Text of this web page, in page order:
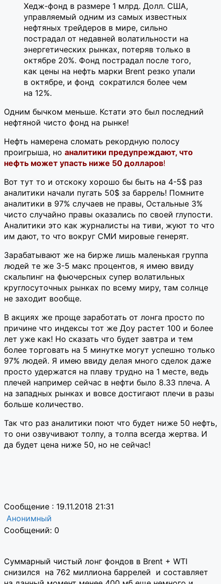
Хедж-фонд в размере 1 млрд. Долл. США,
управляемый одним из самых известных
нефтяных трейдеров в мире, сильно
пострадал от недавней волатильности на
энергетических рынках, потеряв только в
октябре 20%. Фонд пострадал после того,
как цены на нефть марки Brent резко упали
в октябре, и фонд сократился более чем
на 12%.
Одним бычком меньше. Кстати это был последний
нефтяной чисто фонд на рынке!
Нефть намерена сломать рекордную полосу
проигрыша, но аналитики предупреждают, что
нефть может упасть ниже 50 долларов!
Вот тут то и отскоку хорошо бы быть на 4-5$ раз
аналитики начали пугать 50$ за баррель! Помните
аналитики в 97% случаев не правы, Остальные 3%
чисто случайно правы оказались по своей глупости.
Аналитики это как журналисты на тиви, жуют то что
им дают, то что вокруг СМИ мировые генерят.
Зарабатывают же на бирже лишь маленькая группа
людей те же 3-5 макс процентов, я имею ввиду
скальпинг на фьючерсных супер волатильных
круглосуточных рынках по всему миру, там солнце
не заходит вообще.
В акциях же проще заработать от лонга просто по
причине что индексы тот же Доу растет 100 и более
лет уже как! Но сказать что будет завтра и тем
более торговать на 5 минутке могут успешно только
97% людей. Я имею ввиду делая много сделок даже
просто удержатся на плаву трудно на 1 месте, ведь
плечей например сейчас в нефти было 8.33 плеча. А
на западных рынках и вовсе достигают плечи в разы
больше количество.
Так что раз аналитики поют что будет ниже 50 нефть,
то они озвучивают толпу, а толпа всегда жертва. И
да будет цена ниже 50, но не сейчас!
Сообщение : 19.11.2018 21:31
Анонимный
Сообщений: 0
Суммарный чистый лонг фондов в Brent + WTI
снизился на 762 миллиона баррелей и составляет